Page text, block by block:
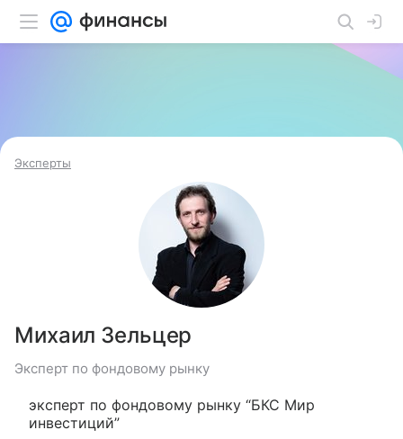
Эксперты
Михаил Зельцер
Эксперт по фондовому рынку
эксперт по фондовому рынку “БКС Мир
инвестиций”